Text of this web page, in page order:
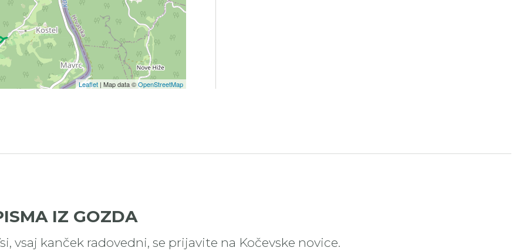
Leaflet | Map data ©OpenStreetMap
IZ GOZDA
vsaj kanček radovedni, se prijavite na Kočevske novice.